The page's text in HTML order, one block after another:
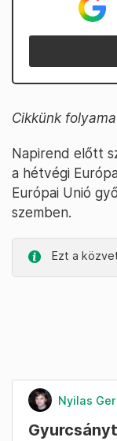
Cikkünk
Napirend előtt
a hétvégi
Európai Unió
szemben.
Ezt a
Nyilas